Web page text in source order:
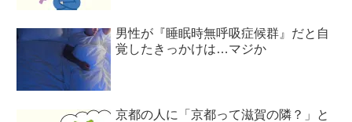
男性が『睡眠時無呼吸症候群』だと自
覚したきっかけは…マジか
京都の人に「京都って滋賀の隣？」と